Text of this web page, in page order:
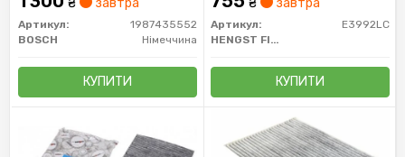
Артикул:
1987435552
BOSCH
Німеччина
КУПИТИ
Артикул:
E3992LC
HENGST FILTER
КУПИТИ